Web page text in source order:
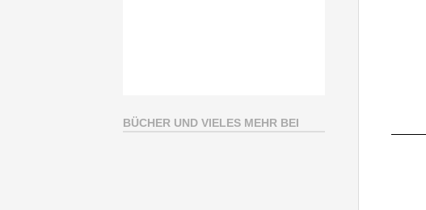
BÜCHER UND VIELES MEHR BEI